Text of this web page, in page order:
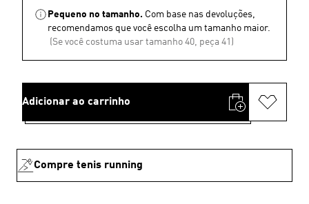
Pequeno no tamanho. Com base nas devoluções,
recomendamos que você escolha um tamanho maior.
(Se você costuma usar tamanho 40, peça 41)
Adicionar ao carrinho
Compre tenis running